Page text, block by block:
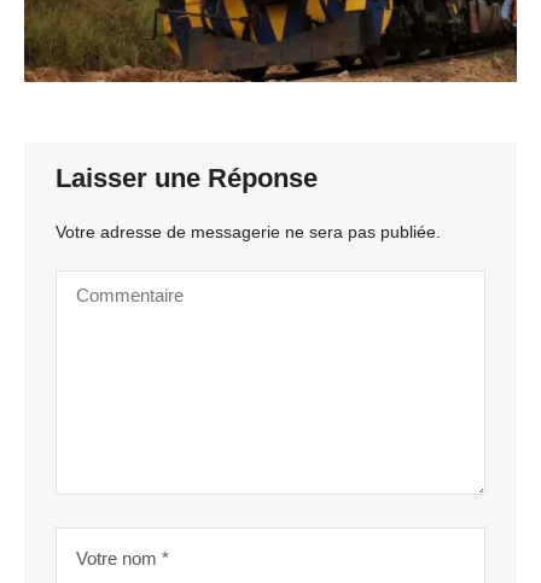
Laisser une Réponse
Votre adresse de messagerie ne sera pas publiée.